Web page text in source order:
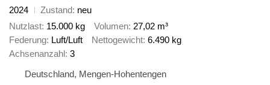
2024
Zustand neu
Nutzlast 15.000 kg Volumen 27,02 m³
Federung Luft/Luft Nettogewicht 6.490 kg
Achsenanzahl 3
Deutschland, Mengen-Hohentengen